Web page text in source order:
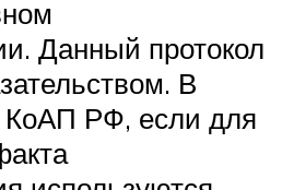
Данный протокол
В
КоАП РФ, если для